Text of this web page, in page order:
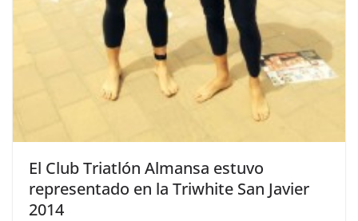
El Club Triatlón Almansa estuvo
representado en la Triwhite San Javier
2014